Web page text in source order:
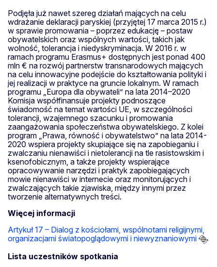
Podjęła już nawet szereg działań mających na celu
wdrażanie deklaracji paryskiej (przyjętej 17 marca 2015 r.)
w sprawie promowania – poprzez edukację – postaw
obywatelskich oraz wspólnych wartości, takich jak
wolność, tolerancja i niedyskryminacja. W 2016 r. w
ramach programu Erasmus+ dostępnych jest ponad 400
mln € na rozwój partnerstw transnarodowych mających
na celu innowacyjne podejście do kształtowania polityki i
jej realizacji w praktyce na gruncie lokalnym. W ramach
programu „Europa dla obywateli” na lata 2014–2020
Komisja współfinansuje projekty podnoszące
świadomość na temat wartości UE, w szczególności
tolerancji, wzajemnego szacunku i promowania
zaangażowania społeczeństwa obywatelskiego. Z kolei
program „Prawa, równość i obywatelstwo” na lata 2014-
2020 wspiera projekty skupiające się na zapobieganiu i
zwalczaniu nienawiści i nietolerancji na tle rasistowskim i
ksenofobicznym, a także projekty wspierające
opracowywanie narzędzi i praktyk zapobiegających
mowie nienawiści w internecie oraz monitorujących i
zwalczających takie zjawiska, między innymi przez
tworzenie alternatywnych treści.
Więcej informacji
Artykuł 17 – Dialog z kościołami, wspólnotami religijnymi,
organizacjami światopoglądowymi i niewyznaniowymi
Lista uczestników spotkania